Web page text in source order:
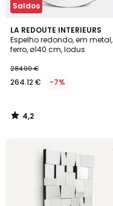
Saldos
LA REDOUTE INTERIEURS
Espelho redondo, em metal,
ferro, ø140 cm, Iodus
284.00 €
264.12 € -7%
4,2
/ 5
4,2
/